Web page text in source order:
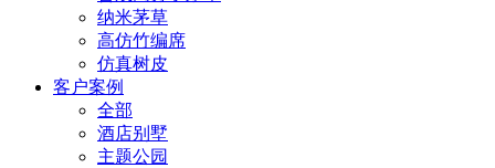
纳米茅草
高仿竹编席
仿真树皮
客户案例
全部
酒店别墅
主题公园